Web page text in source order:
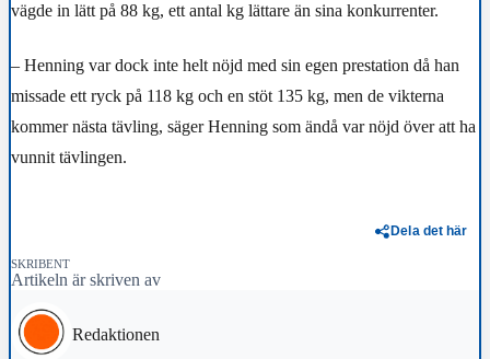
vägde in lätt på 88 kg, ett antal kg lättare än sina konkurrenter.
– Henning var dock inte helt nöjd med sin egen prestation då han
missade ett ryck på 118 kg och en stöt 135 kg, men de vikterna
kommer nästa tävling, säger Henning som ändå var nöjd över att ha
vunnit tävlingen.
Dela det här
SKRIBENT
Artikeln är skriven av
Redaktionen